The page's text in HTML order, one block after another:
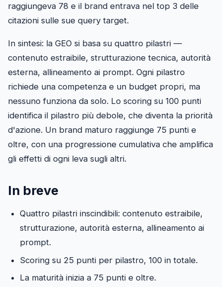
raggiungeva 78 e il brand entrava nel top 3 delle
citazioni sulle sue query target.
In sintesi: la GEO si basa su quattro pilastri —
contenuto estraibile, strutturazione tecnica, autorità
esterna, allineamento ai prompt. Ogni pilastro
richiede una competenza e un budget propri, ma
nessuno funziona da solo. Lo scoring su 100 punti
identifica il pilastro più debole, che diventa la priorità
d'azione. Un brand maturo raggiunge 75 punti e
oltre, con una progressione cumulativa che amplifica
gli effetti di ogni leva sugli altri.
In breve
Quattro pilastri inscindibili: contenuto estraibile,
strutturazione, autorità esterna, allineamento ai
prompt.
Scoring su 25 punti per pilastro, 100 in totale.
La maturità inizia a 75 punti e oltre.